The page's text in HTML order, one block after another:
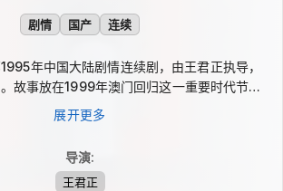
剧情 国产 连续
年中国大陆剧情连续剧，由王君正执导，
故事放在1999年澳门回归这一重要时代节点
人物的命运起落，展现回归前后社会生活的变
、爱情牵绊、亲情维系与友情纠葛交织推进，
的家族群像。
展开更多
导演:
王君正